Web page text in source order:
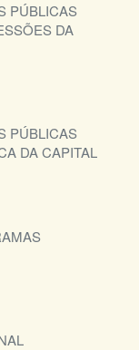
PÚBLICAS
DA
PÚBLICAS
DA CAPITAL